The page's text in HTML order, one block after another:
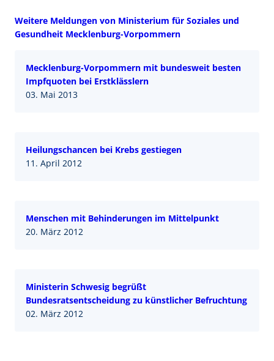
Weitere Meldungen von Ministerium für Soziales und
Gesundheit Mecklenburg-Vorpommern
Mecklenburg-Vorpommern mit bundesweit besten
Impfquoten bei Erstklässlern
03. Mai 2013
Heilungschancen bei Krebs gestiegen
11. April 2012
Menschen mit Behinderungen im Mittelpunkt
20. März 2012
Ministerin Schwesig begrüßt
Bundesratsentscheidung zu künstlicher Befruchtung
02. März 2012